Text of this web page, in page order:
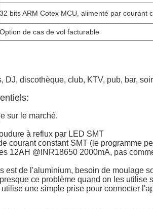
32 bits ARM Cotex MCU, alimenté par courant
Option de cas de vol facturable
DJ, discothèque, club, KTV, pub, bar,
sur le marché.
à reflux par LED SMT
courant constant SMT (le programme
12AH @INR18650 2000mA, pas
est de l'aluminium, besoin de moulage
ce problème quand on les
une simple prise pour connecter